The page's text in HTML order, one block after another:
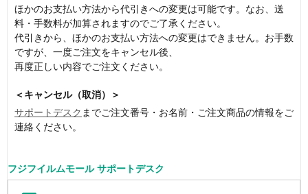
ほかのお支払い方法から代引きへの変更は可能です。なお、送
料・手数料が加算されますのでご了承ください。
代引きから、ほかのお支払い方法への変更はできません。お手数
ですが、一度ご注文をキャンセル後、
再度正しい内容でご注文ください。
＜キャンセル（取消）＞
サポートデスク までご注文番号・お名前・ご注文商品の情報をご
連絡ください。
フジフイルムモール サポートデスク